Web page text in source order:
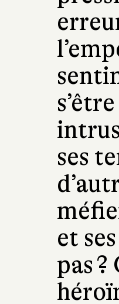
ses
et
pas